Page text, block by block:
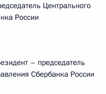
Центрального
России
– председатель
Сбербанка России